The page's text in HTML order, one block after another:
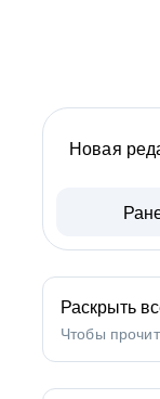
Новая
Раскрыть
Чтобы